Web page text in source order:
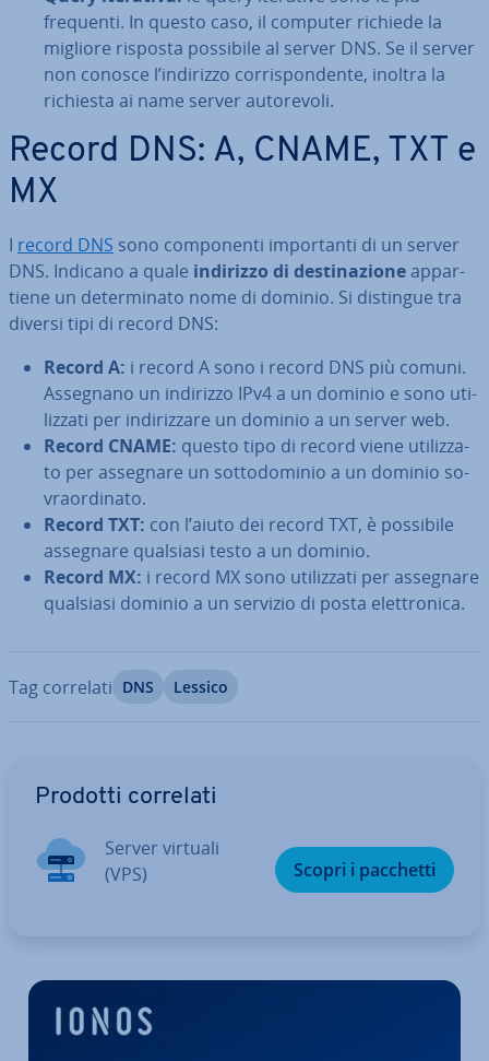
frequenti. In questo caso, il computer richiede la
migliore risposta possibile al server DNS. Se il server
non conosce l’indirizzo cor­ri­spon­den­te, inoltra la
richiesta ai name server au­to­re­vo­li.
Record DNS: A, CNAME, TXT e
MX
I record DNS sono com­po­nen­ti im­por­tan­ti di un server
DNS. Indicano a quale indirizzo di de­sti­na­zio­neap­par­
tie­ne un de­ter­mi­na­to nome di dominio. Si distingue tra
diversi tipi di record DNS:
Record A: i record A sono i record DNS più comuni.
Assegnano un indirizzo IPv4 a un dominio e sono uti­
liz­za­ti per in­di­riz­za­re un dominio a un server web.
Record CNAME: questo tipo di record viene uti­liz­za­
to per assegnare un sot­to­do­mi­nio a un dominio so­
vraor­di­na­to.
Record TXT: con l’aiuto dei record TXT, è possibile
assegnare qualsiasi testo a un dominio.
Record MX: i record MX sono uti­liz­za­ti per assegnare
qualsiasi dominio a un servizio di posta elet­tro­ni­ca.
Tag correlati DNS Lessico
Prodotti correlati
Server virtuali
(VPS)
Scopri i pacchetti